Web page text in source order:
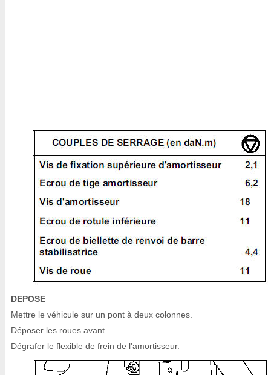
DEPOSE
Mettre le véhicule sur un pont à deux colonnes.
Déposer les roues avant.
Dégrafer le flexible de frein de l'amortisseur.